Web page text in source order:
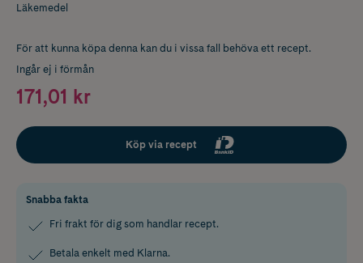
Läkemedel
För att kunna köpa denna kan du i vissa fall behöva ett recept.
Ingår ej i förmån
171,01 kr
Köp via recept
Snabba fakta
Fri frakt för dig som handlar recept.
Betala enkelt med Klarna.